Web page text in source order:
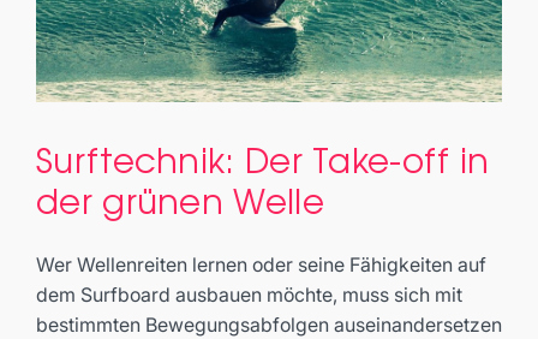
Surftechnik: Der Take-off in der
Basics
Surftechnik: Der Take-off in
der grünen Welle
Wer Wellenreiten lernen oder seine Fähigkeiten auf
dem Surfboard ausbauen möchte, muss sich mit
bestimmten Bewegungsabfolgen auseinandersetzen